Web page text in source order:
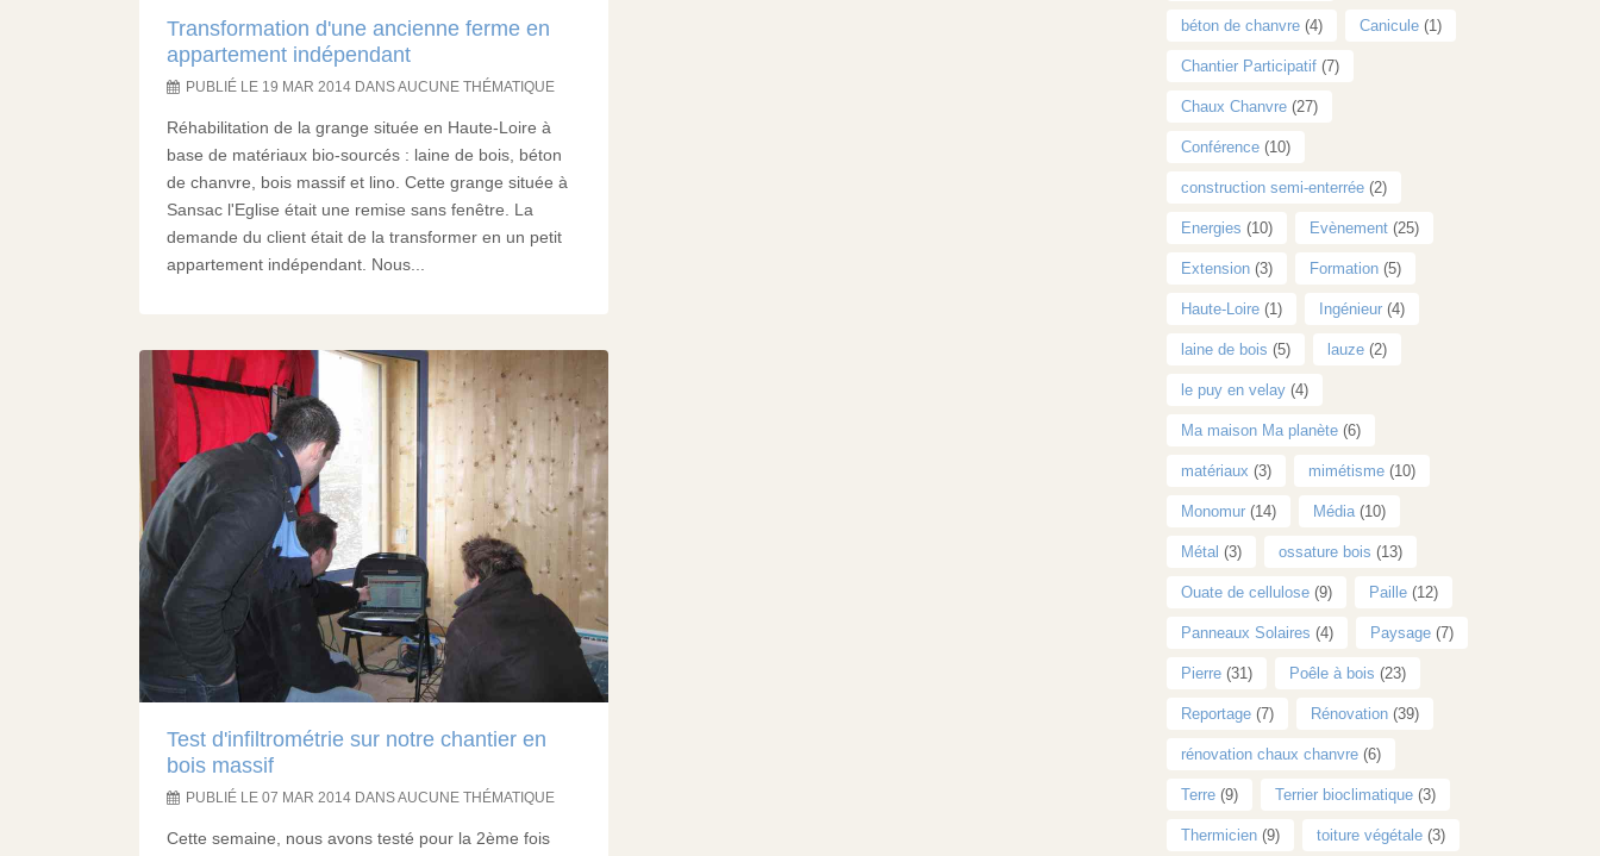
Transformation d'une ancienne ferme en
appartement indépendant
PUBLIÉ LE 19 MAR 2014 DANS AUCUNE THÉMATIQUE
Réhabilitation de la grange située en Haute-Loire à
base de matériaux bio-sourcés : laine de bois, béton
de chanvre, bois massif et lino. Cette grange située à
Sansac l'Eglise était une remise sans fenêtre. La
demande du client était de la transformer en un petit
appartement indépendant. Nous...
Test d'infiltrométrie sur notre chantier en
bois massif
PUBLIÉ LE 07 MAR 2014 DANS AUCUNE THÉMATIQUE
Cette semaine, nous avons testé pour la 2ème fois
béton de chanvre(4) Canicule(1)
Chantier Participatif(7)
Chaux Chanvre(27)
Conférence(10)
construction semi-enterrée(2)
Energies (10) Evènement(25)
Extension(3) Formation(5)
Haute-Loire(1) Ingénieur(4)
laine de bois (5) lauze(2)
le puy en velay(4)
Ma maison Ma planète(6)
matériaux (3) mimétisme(10)
Monomur(14) Média(10)
Métal (3) ossature bois (13)
Ouate de cellulose(9) Paille(12)
Panneaux Solaires (4) Paysage(7)
Pierre(31) Poêle à bois (23)
Reportage(7) Rénovation(39)
rénovation chaux chanvre(6)
Terre(9) Terrier bioclimatique(3)
Thermicien(9) toiture végétale(3)